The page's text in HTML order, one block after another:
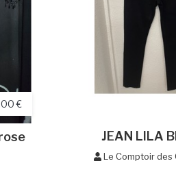
€
JEAN LILA
Le Comptoir des